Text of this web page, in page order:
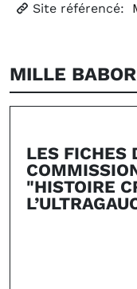
Site référencé:
MILLE
LES FICHES
"HISTOIRE